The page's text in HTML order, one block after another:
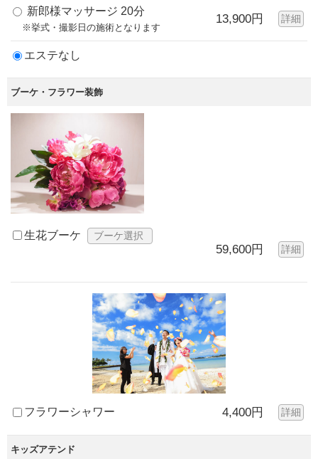
新郎様マッサージ 20分
※挙式・撮影日の施術となります
13,900円 詳細
エステなし
ブーケ・フラワー装飾
生花ブーケ ブーケ選択
59,600円 詳細
フラワーシャワー 4,400円 詳細
キッズアテンド